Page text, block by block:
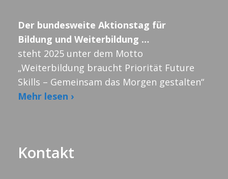
Der bundesweite Aktionstag für
Bildung und Weiterbildung …
steht 2025 unter dem Motto
„Weiterbildung braucht Priorität Future
Skills – Gemeinsam das Morgen gestalten“
Mehr lesen ›
Kontakt